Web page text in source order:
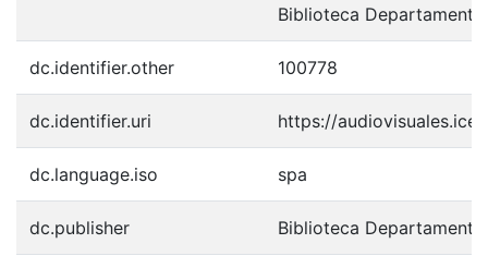
Biblioteca
dc.identifier.other 100778
dc.identifier.uri https://
dc.language.iso spa
dc.publisher Biblioteca